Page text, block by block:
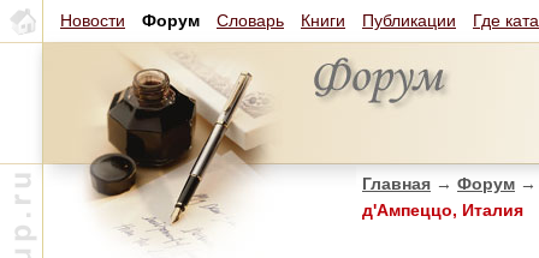
Новости Форум Словарь Книги Публикации Где
Главная → Форум →
д'Ампеццо, Италия